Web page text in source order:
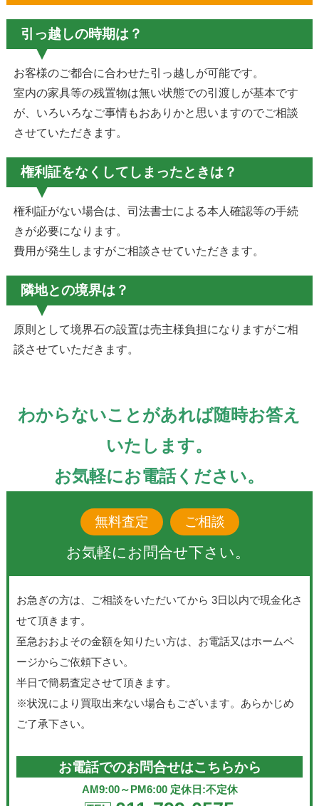
引っ越しの時期は？
お客様のご都合に合わせた引っ越しが可能です。
室内の家具等の残置物は無い状態での引渡しが基本です
が、いろいろなご事情もおありかと思いますのでご相談
させていただきます。
権利証をなくしてしまったときは？
権利証がない場合は、司法書士による本人確認等の手続
きが必要になります。
費用が発生しますがご相談させていただきます。
隣地との境界は？
原則として境界石の設置は売主様負担になりますがご相
談させていただきます。
わからないことがあれば随時お答え
いたします。
お気軽にお電話ください。
無料査定 ご相談
お気軽にお問合せ下さい。
お急ぎの方は、ご相談をいただいてから 3日以内で現金化さ
せて頂きます。
至急おおよその金額を知りたい方は、お電話又はホームペ
ージからご依頼下さい。
半日で簡易査定させて頂きます。
※状況により買取出来ない場合もございます。あらかじめ
ご了承下さい。
お電話でのお問合せはこちらから
AM9:00～PM6:00 定休日:不定休